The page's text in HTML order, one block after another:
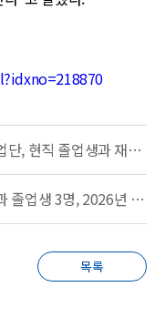
오산대학교 신산업특화사업단, 현직 졸업생과 재학생 잇는 멘토링… 반도체 진로 방향 제시
오산대학교 소방안전관리과 졸업생 3명, 2026년 소방공무원 최종 합격
목록